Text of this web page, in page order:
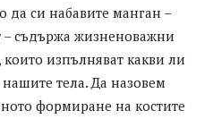
да си набавите манган –
– съдържа жизненоважни
изпълняват какви ли
тела. Да назовем
формиране на костите